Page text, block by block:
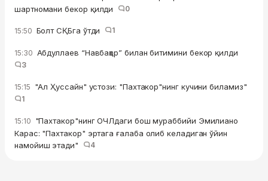
шартномани бекор қилди
0
15:50 Болт СҚБга ўтди 1
15:30 Абдуллаев “Навбаҳор” билан битимини бекор қилди
3
15:15 "Ал Ҳуссайн" устози: "Пахтакор"нинг кучини биламиз"
1
15:10 "Пахтакор"нинг ОЧЛдаги бош мураббийи Эмилиано
Карас: "Пахтакор" эртага ғалаба олиб келадиган ўйин
намойиш этади"
4